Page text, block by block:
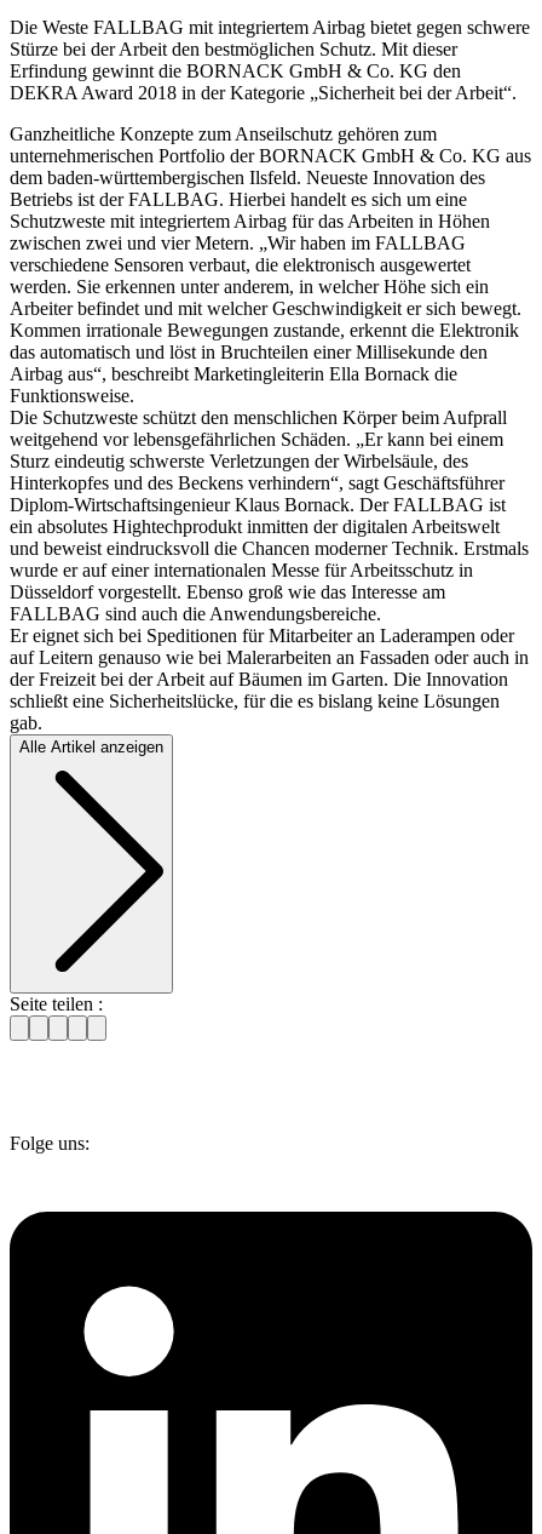
Die Weste FALLBAG mit integriertem Airbag bietet gegen schwere
Stürze bei der Arbeit den bestmöglichen Schutz. Mit dieser
Erfindung gewinnt die BORNACK GmbH & Co. KG den
DEKRA Award 2018 in der Kategorie „Sicherheit bei der Arbeit“.
Ganzheitliche Konzepte zum Anseilschutz gehören zum
unternehmerischen Port­folio der BORNACK GmbH & Co. KG aus
dem baden-württembergischen Ilsfeld. Neueste Inno­vation des
Betriebs ist der FALLBAG. Hierbei handelt es sich um eine
Schutzweste mit integriertem Airbag für das Arbeiten in Höhen
zwischen zwei und vier Metern. „Wir haben im FALLBAG
verschiedene Sensoren verbaut, die elektronisch ausgewertet
werden. Sie erkennen unter anderem, in welcher Höhe sich ein
Arbeiter befindet und mit welcher Geschwindigkeit er sich bewegt.
Kommen irrationale Bewegungen zustande, erkennt die Elektronik
das automatisch und löst in Bruchteilen einer Millisekunde den
Airbag aus“, beschreibt Marketingleiterin Ella Bornack die
Funktionsweise.
Die Schutzweste schützt den menschlichen Körper beim Aufprall
weitgehend vor lebensgefährlichen Schäden. „Er kann bei einem
Sturz eindeutig schwerste Verletzungen der Wirbelsäule, des
Hinterkopfes und des Beckens verhindern“, sagt Geschäftsführer
Diplom-Wirtschaftsingenieur Klaus Bornack. Der FALLBAG ist
ein absolutes Hightechprodukt inmitten der digitalen Arbeitswelt
und beweist eindrucksvoll die Chancen moderner Technik. Erstmals
wurde er auf einer internationalen Messe für Arbeitsschutz in
Düsseldorf vorgestellt. Ebenso groß wie das Interesse am
FALLBAG sind auch die Anwendungsbereiche.
Er eignet sich bei Speditionen für Mitarbeiter an Laderampen oder
auf Leitern genauso wie bei Malerarbeiten an Fassaden oder auch in
der Freizeit bei der Arbeit auf Bäumen im Garten. Die Innovation
schließt eine Sicherheitslücke, für die es bislang keine Lösungen
gab.
Alle Artikel anzeigen
Seite teilen :
Folge uns: